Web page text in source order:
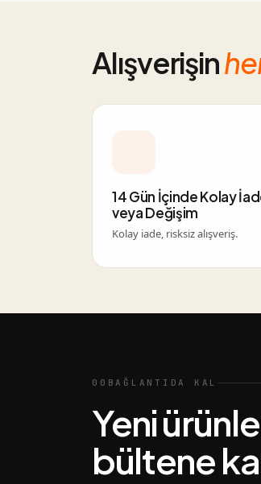
Alışverişin
14 Gün İçinde Kolay
veya Değişim
Kolay iade, risksiz alışveriş.
00 BAĞLANTIDA KAL
Yeni
bültene